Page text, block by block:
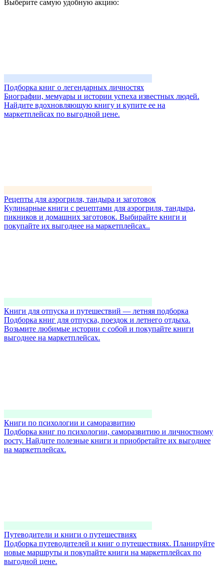
Выберите самую удобную акцию:
Подборка книг о легендарных личностях
Биографии, мемуары и истории успеха известных людей.
Найдите вдохновляющую книгу и купите ее на
маркетплейсах по выгодной цене.
Рецепты для аэрогриля, тандыра и заготовок
Кулинарные книги с рецептами для аэрогриля, тандыра,
пикников и домашних заготовок. Выбирайте книги и
покупайте их выгоднее на маркетплейсах..
Книги для отпуска и путешествий — летняя подборка
Подборка книг для отпуска, поездок и летнего отдыха.
Возьмите любимые истории с собой и покупайте книги
выгоднее на маркетплейсах.
Книги по психологии и саморазвитию
Подборка книг по психологии, саморазвитию и личностному
росту. Найдите полезные книги и приобретайте их выгоднее
на маркетплейсах.
Путеводители и книги о путешествиях
Подборка путеводителей и книг о путешествиях. Планируйте
новые маршруты и покупайте книги на маркетплейсах по
выгодной цене.